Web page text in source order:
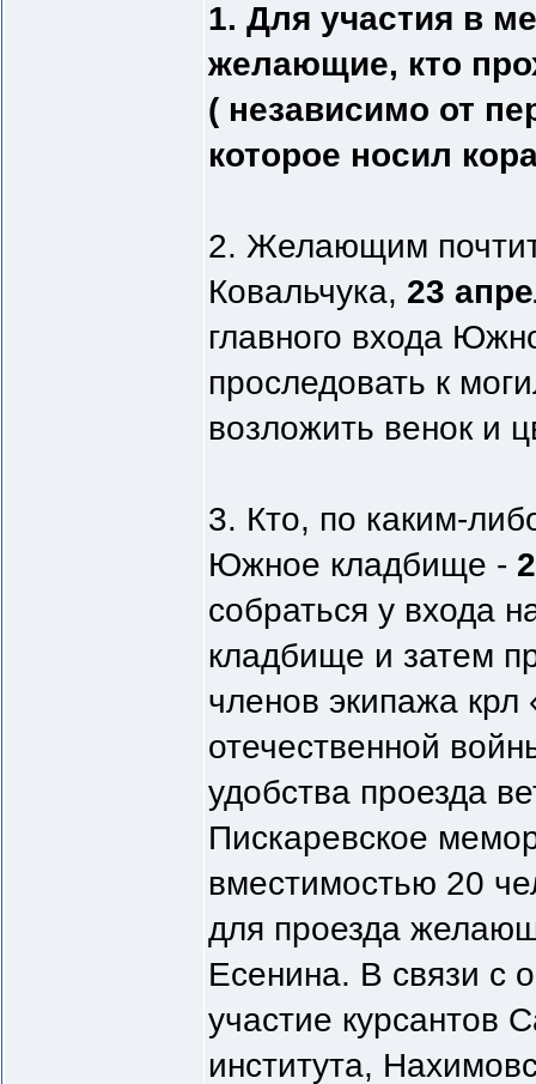
1. Для участия в
желающие, кто
( независимо от
которое носил
2. Желающим
Ковальчука, 23
главного входа
проследовать к
возложить венок и
3. Кто, по каким-
Южное кладбище -
собраться у входа
кладбище и затем
членов экипажа
отечественной
удобства проезда
Пискаревское
вместимостью 20
для проезда
Есенина. В связи с
участие курсантов
института,